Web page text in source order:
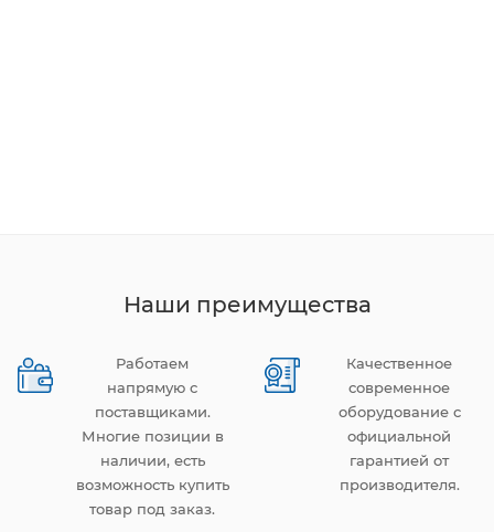
Наши преимущества
Работаем
напрямую с
поставщиками.
Многие позиции в
наличии, есть
возможность купить
товар под заказ.
Качественное
современное
оборудование с
официальной
гарантией от
производителя.